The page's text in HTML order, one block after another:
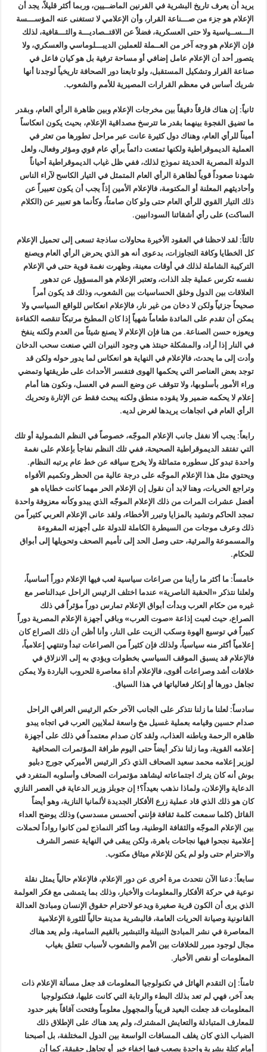
يريد أن يعرف تاريخ البشرية في القرنين الماضــيين، وربما أكثر قليلاً، يجد أن
الإعلام هو جزء من صـــناعة القرار، وأن الإعلامي لا تستغنى عنه المؤســـسة
الـــســياسية ولا حتى العسكرية، فضلاً عن الاقتــصاديـــة والثـــقافية، لذلك
فإن الإعلام هو وجه آخر من العــملة للعملين الديبـــلوماسي والعسكري، ولا
يتصور أحد أن الإعلام عامل إضافي أو مساحة ترفية بل هو كيان فاعل في
صناعة القرار وتشكيل المستقبل، ولو تابعنا دور الصحافة تاريخياً لوجدنا أنها
شريك أساس في معظم القرارات المصيرية للأمم والشعوب.
ثانياً: إن هناك فارقاً دقيقاً بين مخرجات الإعلام وبين ظاهرة الرأي العام، وبقدر
ما تضيق الفجوة بينهما بقدر ما تترسخ مصداقية الإعلام، بحيث يكون انعكاساً
أميناً للرأي العام، وهناك دول كثيرة عانت عبر مراحل تطورها من تعثر في
العملية الديموقراطية ولكنها تمتعت دائماً برأي عام قوي ومؤثر وفعال، ولعل
الدولة المصرية الحديثة نموذج لذلك، ففي ظل غياب الديموقراطية أحياناً
شهدنا صعوداً قوياً لظاهرة الرأي العام المتمثل في التيار الكاسح لآراء الناس
وأحاديثهم المعلنة أو المكتومة، فالإعلام الأمين إذاً يجب أن يكون تعبيراً عن
ذلك التيار القوي للرأي العام حتى ولو كان صامتاً، وكأنما هو تعبير عن (الكلام
الساكت) على رأي أشقائنا السودانيين.
ثالثاً: لقد لاحظنا في العقود الأخيرة محاولات ساذجة تسعى إلى تحميل الإعلام
كل الخطايا وكافة التجاوزات، بدعوى أنه هو الذي يحرض الرأي العام ويصنع
التركيبة الشاملة لذلك في أوقات معينة، وظهرت نغمة قوية حتى في الإعلام
نفسه تكرس عملية جلد الذات، وتعتبر الإعلام هو المسؤول عن تدهور
العلاقات بين الدول وخلق الحساسيات بين الشعوب، وذلك قد يكون أمراً
صحيحاً جزئياً ولكن لا دخان من غير نار، فالإعلام انعكاس للواقع السياسي ولا
يمكن أن تقدم على المائدة طعاماً شهياً إذا كان المطبخ مرتبكاً تنقصه الكفاءة
ويعوزه حسن الصناعة. من هنا فإن الإعلام لا يصنع شيئاً من العدم ولكنه ينفخ
في النار إذا أراد، والمشكلة حينئذ هي وجود النيران التي صنعت سحب الدخان
وأدت إلى ما يحدث، فالإعلام في النهاية هو انعكاس لما يدور حوله ولكن قد
توجد بعض العناصر التي يحكمها الهوى فتفسر الأحداث على طريقتها وتمضي
وراء الأمور بأسلوبها، ولا تتوقف عن وضع السم في العسل، ونكون هنا أمام
إعلام لا يحكمه ضمير ولا يقوده منطق ولكنه يبحث فقط عن الإثارة وتحريك
الرأي العام في اتجاهات يريدها لغرض لديه.
رابعاً: يجب ألا نغفل جانب الإعلام الموجّه، خصوصاً في النظم الشمولية أو تلك
التي تفتقد الديموقراطية الصحيحة، ففي تلك النظم نفاجأ بإعلام على نغمة
واحدة تبدو كل سطوره متماثلة ولا يخرج سياقه عن خط عام يرتبه النظام.
ويحتوي مثل هذا الإعلام الموجّه على درجة عالية من الحظر وتكميم الأفواه
وتراجع الحريات، وهنا لابد أن نقول إن الإعلام الحر مهما كانت خطاياه هو
أفضل عشرات المرات من ذلك الإعلام الموجّه الذي يبدو وكأنه معزوفة واحدة
تمجد الحاكم وتشيد بالمزايا وتبرر الأخطاء، ولقد عانى الإعلام العربي كثيراً من
ذلك وعرف موجات من السيطرة الكاملة للدولة على أجهزته المقروءة
والمسموعة والمرئية، حتى وصل الحد إلى تأميم الصحف وتحويلها إلى أبواق
للحكام.
خامساً: ما أكثر ما رأينا من صراعات سياسية لعب فيها الإعلام دوراً أساسياً،
ولعلنا نتذكر «الحقبة الناصرية» عندما اختلف الرئيس الراحل عبدالناصر مع
غيره من حكام العرب وبدأت أبواق الإعلام تمارس دوراً مؤثراً في ذلك
الصراع، حيث لعبت إذاعة «صوت العرب» وباقي أجهزة الإعلام المصرية دوراً
كبيراً في توسيع الهوة وسكب الزيت على النار، وأنا أظن أن ذلك الصراع كان
إعلامياً أكثر منه سياسياً، ولذلك فإن كثيراً من الصراعات تبدأ وتنتهي إعلامياً،
فالإعلام قد يسبق الموقف السياسي بخطوات ويؤدي به إلى الانزلاق في
خلافات أشد وصراعات أقوى، فالإعلام أداة معاصرة للحروب الباردة ولا يمكن
تجاهل دورها أو إنكار فعالياتها في هذا السياق.
سادساً: لعلنا ما زلنا نتذكر على الجانب الآخر حكم الرئيس العراقي الراحل
صدام حسين وقيامه بعملية غسيل مخ واسعة لملايين العرب في اتجاه يبدو
ظاهره الرحمة وباطنه العذاب، ولقد كان صدام معتمداً في ذلك على أجهزة
إعلامه القوية، وما زلنا نذكر أيضاً حتى اليوم طرافة المؤتمرات الصحافية
لوزير إعلامه محمد سعيد الصحاف الذي ذكر الرئيس الأميركي جورج دبليو
بوش أنه كان يترك اجتماعاته ليشاهد مؤتمرات الصحاف وأسلوبه المتفرد في
الدعاية والإعلان، ولماذا نذهب بعيداً؟! إن جوبلز وزير الدعاية في العصر النازي
كان هو ذلك الذي قاد عملية زرع الأفكار الجديدة لألمانيا النازية، وهو أيضاً
القائل (كلما سمعت كلمة ثقافة فإنني أتحسس مسدسي) وذلك يوضح العداء
بين الإعلام الموجّه والثقافة الوطنية، وما أكثر النماذج لمن كانوا رواداً لحملات
إعلامية نجحوا فيها نجاحات باهرة، ولكن يبقى في النهاية عنصر الشرف
والاحترام حتى ولو لم يكن للإعلام ميثاق مكتوب.
سابعاً: دعنا الآن نتحدث مرة أخرى عن دور الإعلام، فالإعلام حالياً يمثل نقلة
نوعية في حركة الأفكار والمعلومات والأخبار، وذلك بما يتمشى مع فكر العولمة
الذي يرى أن الكون قرية صغيرة ويدعو لاحترام حقوق الإنسان ومبادئ العدالة
القانونية وصيانة الحريات العامة، فالبشرية مدينة حالياً للثورة الإعلامية
المعاصرة في نشر المبادئ النبيلة والتبشير بالقيم السامية، ولم يعد هناك
مجال لوجود مبرر للخلافات بين الأمم والشعوب لأسباب تتعلق بغياب
المعلومات أو نقص الأخبار.
ثامناً: إن التقدم الهائل في تكنولوجيا المعلومات قد جعل مسألة الإعلام ذات
بعد آخر، فهي لم تعد بذلك البطء والرتابة التي كانت عليها، فتكنولوجيا
المعلومات قد جعلت البعيد قريباً والمجهول معلوماً وفتحت آفاقاً بغير حدود
للمعارف المتبادلة والتعايش المشترك، ولم يعد هناك على الإطلاق ذلك
الضباب الذي كان يغلف المسافات الواسعة بين الدول المختلفة، بل أصبحنا
أمام كتلة بشرية واحدة يصعب فيها إخفاء خبر أو تجاهل حقيقة، كما أن